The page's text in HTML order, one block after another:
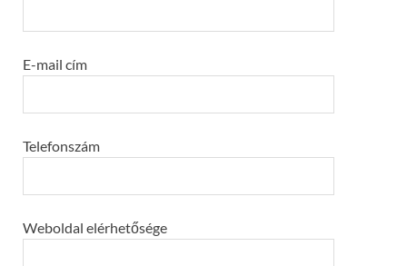
E-mail cím
Telefonszám
Weboldal elérhetősége